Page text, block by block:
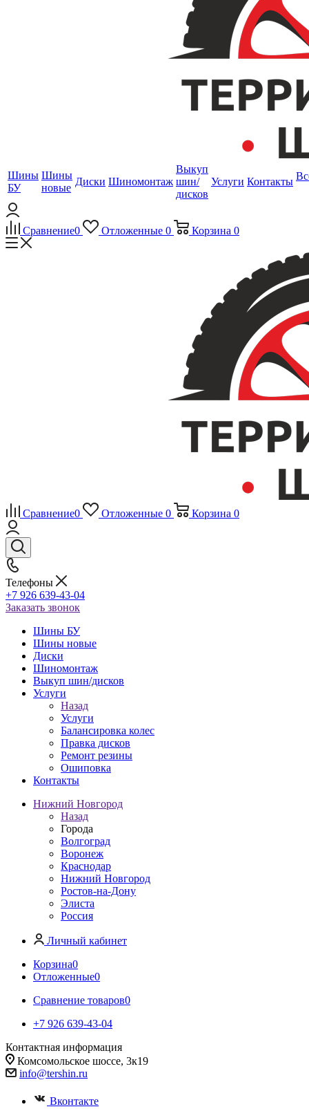
Шины
БУ
Шины
новые
Диски Шиномонтаж
Выкуп
шин/
дисков
Услуги Контакты
Сравнение0 Отложенные 0 Корзина 0
Сравнение0 Отложенные 0 Корзина 0
Телефоны
+7 926 639-43-04
Заказать звонок
Шины БУ
Шины новые
Диски
Шиномонтаж
Выкуп шин/дисков
Услуги
Назад
Услуги
Балансировка колес
Правка дисков
Ремонт резины
Ошиповка
Контакты
Нижний Новгород
Назад
Города
Волгоград
Воронеж
Краснодар
Нижний Новгород
Ростов-на-Дону
Элиста
Россия
Личный кабинет
Корзина0
Отложенные0
Сравнение товаров0
+7 926 639-43-04
Контактная информация
Комсомольское шоссе, 3к19
info@tershin.ru
Вконтакте